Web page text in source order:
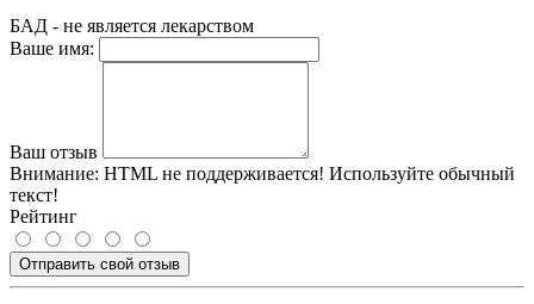
БАД - не является лекарством
Ваше имя:
Ваш отзыв
Внимание: HTML не поддерживается! Используйте обычный
текст!
Рейтинг
Отправить свой отзыв